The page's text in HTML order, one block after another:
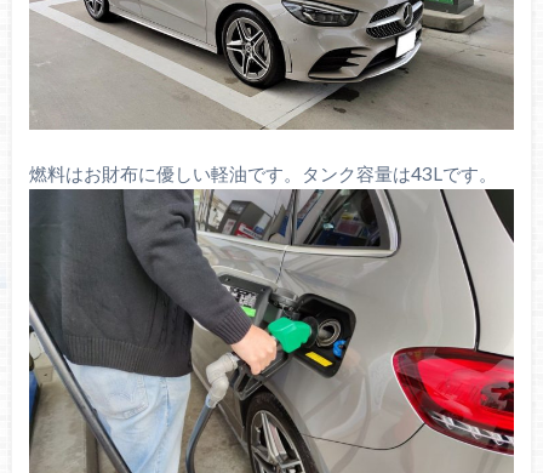
燃料はお財布に優しい軽油です。タンク容量は43Lです。